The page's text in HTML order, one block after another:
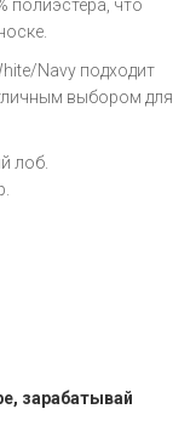
полиэстера, что
Navy подходит
выбором для
лоб.
зарабатывай